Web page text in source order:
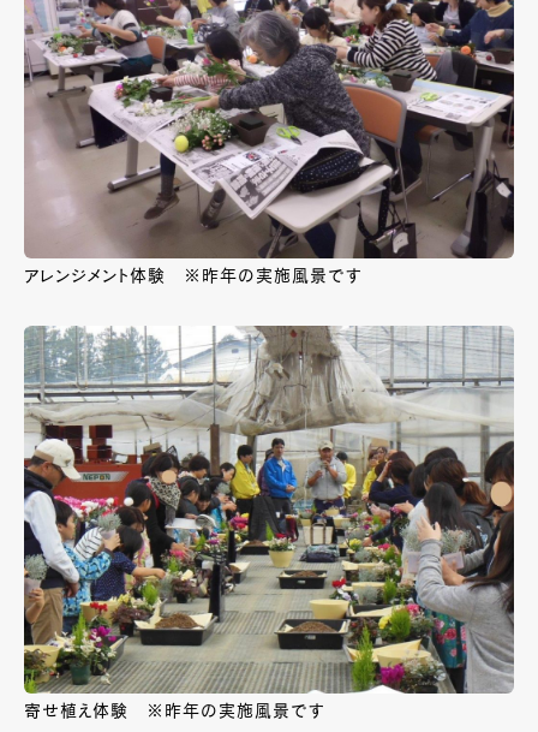
アレンジメント体験 ※昨年の実施風景です
寄せ植え体験 ※昨年の実施風景です